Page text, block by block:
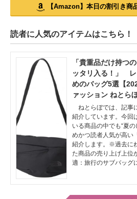
【Amazon】本日の割引き商
読者に人気のアイテムはこちら！
「貴重品だけ持つ
ッタリ入る！」 レ
めのバッグ5選【
ァッション ねとら
ねとらぼでは、記事
紹介しています。今回
いる商品の中でも“夏
めかつ読者人気が高い
紹介します。※過去に
た商品の売り上げ上位
適：旅行のサブバッグ